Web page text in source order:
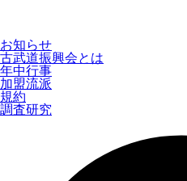
お知らせ
古武道振興会とは
年中行事
加盟流派
規約
調査研究